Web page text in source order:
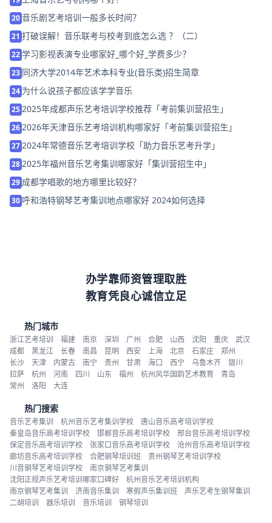
20音乐剧艺考培训一般多长时间？
21 打破误解！音乐联考与校考到底怎么选 ？（二）
22学习影视表演专业哪家好_哪个好_学费多少？
23 同济大学2014年艺术本科专业(音乐类)招生简章
24 为什么说孩子都应该学学音乐
25 2025年成都声乐艺考培训学校推荐「考前集训营招生」
26 2026年天津音乐艺考培训机构哪家好「考前集训营招生」
27 2024年常德音乐艺考培训学校「助力音乐艺考升学」
28 2025年福州音乐艺考集训哪家好「集训营招生中」
29 成都学唱歌的地方哪里比较好？
30 呼和浩特钢琴艺考集训地点哪家好 2024如何选择
办学靠师资管理取胜
教育凭良心诚信立足
热门城市
浙江艺考培训 福建 南京 深圳 广州 合肥 山西 沈阳 重庆
武汉
成都
黑龙江 长春 南昌 昆明 西安 上海 北京 石家庄
郑州
长沙
天津 内蒙古 南宁 贵州 甘肃 海口 西宁 乌鲁木齐
银川
拉萨
杭州 河南 四川 山东 福州 杭州风华国韵艺术教育
青岛
常州
洛阳 大连
热门搜索
音乐艺考集训 杭州音乐艺考集训学校
唐山音乐高考培训学校
秦皇岛音乐高考培训学校
邯郸音乐高考培训学校
邢台音乐高考培训学校
保定音乐高考培训学校
张家口音乐高考培训学校
沧州音乐高考培训学校
廊坊音乐高考培训学校
合肥钢琴培训班
贵州钢琴艺考培训学校
川音钢琴艺考培训学校
南京钢琴艺考集训
沈阳正规声乐艺考培训哪家口碑好
杭州音乐艺考培训机构
南京钢琴艺考集训
济南音乐集训 寒假声乐集训班
声乐艺考生钢琴集训
二胡培训
器乐培训 音乐培训 钢琴培训